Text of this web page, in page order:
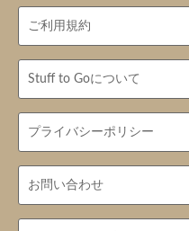
ご利用規約
Stuff to Goについて
プライバシーポリシー
お問い合わせ